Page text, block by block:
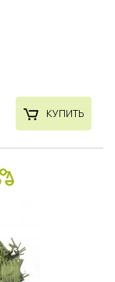
КУПИТЬ